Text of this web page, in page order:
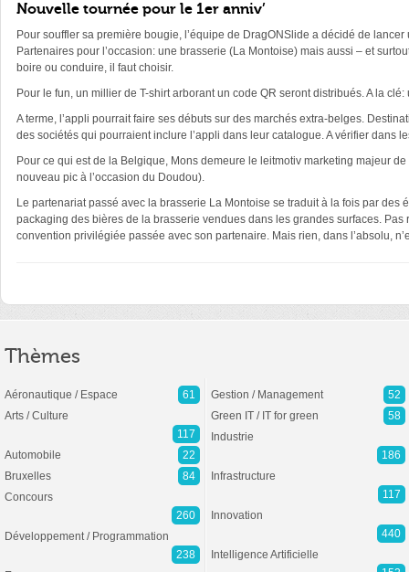
Nouvelle tournée pour le 1er anniv’
Pour souffler sa première bougie, l’équipe de DragONSlide a décidé de
Partenaires pour l’occasion: une brasserie (La Montoise) mais aussi – et
boire ou conduire, il faut choisir.
Pour le fun, un millier de T-shirt arborant un code QR seront distribués. A la
A terme, l’appli pourrait faire ses débuts sur des marchés extra-belges.
des sociétés qui pourraient inclure l’appli dans leur catalogue. A vérifier dans
Pour ce qui est de la Belgique, Mons demeure le leitmotiv marketing majeur
nouveau pic à l’occasion du Doudou).
Le partenariat passé avec la brasserie La Montoise se traduit à la fois par des
packaging des bières de la brasserie vendues dans les grandes surfaces.
convention privilégiée passée avec son partenaire. Mais rien, dans l’absolu,
Thèmes
Aéronautique / Espace
61
Arts / Culture
117
Automobile
22
Bruxelles
84
Concours
260
Développement / Programmation
238
Gestion / Management
52
Green IT / IT for green
58
Industrie
186
Infrastructure
117
Innovation
440
Intelligence Artificielle